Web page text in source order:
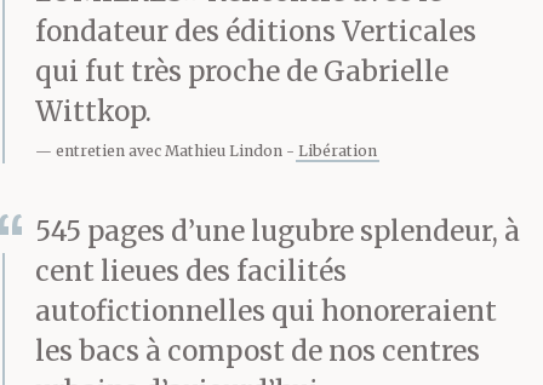
au galop à travers la
ville et, croyant venu le
Jugement dernier,
les morts sortir des
tombeaux. Devant le
ponte Sant’Angelo la
fondateur des éditions Verticales
qui fut très proche de Gabrielle
Wittkop.
entretien avec Mathieu Lindon Libération
545 pages d’une lugubre splendeur, à
cent lieues des facilités
autofictionnelles qui honoreraient
les bacs à compost de nos centres